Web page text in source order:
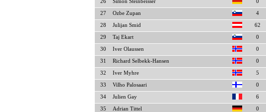
26 Simon Steinbeisser 0
27 Ozbe Zupan 4
28 Julijan Smid 62
29 Taj Ekart 0
30 Iver Olaussen 0
31 Richard Selbekk-Hansen 0
32 Iver Myhre 5
33 Vilho Palosaari 0
34 Julien Gay 6
35 Adrian Tittel 0